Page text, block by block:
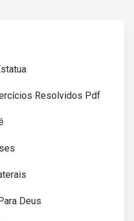
Resolvidos Pdf
Deus